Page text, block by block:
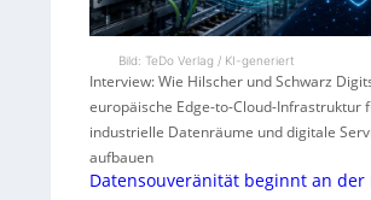
Bild: TeDo Verlag / KI-generiert
Interview: Wie Hilscher und Schwarz
europäische Edge-to-Cloud-Infrastruktur
industrielle Datenräume und digitale
aufbauen
Datensouveränität beginnt an der